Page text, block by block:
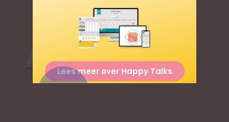
Lees meer over Happy Talks